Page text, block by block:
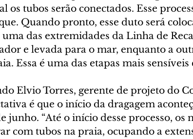
os tubos serão conectados. Esse
Quando pronto, esse duto será
uma das extremidades da Linha de
e levada para o mar, enquanto a
Essa é uma das etapas mais
Elvio Torres, gerente de projeto do
é que o início da dragagem
junho. “Até o início desse processo, os
com tubos na praia, ocupando a